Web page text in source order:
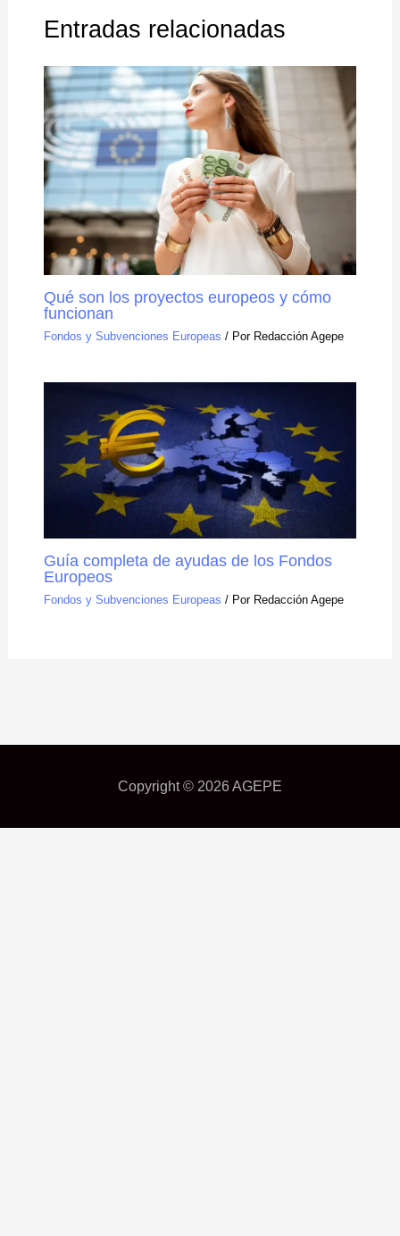
Entradas relacionadas
Qué son los proyectos europeos y cómo
funcionan
Fondos y Subvenciones Europeas / Por Redacción Agepe
Guía completa de ayudas de los Fondos
Europeos
Fondos y Subvenciones Europeas / Por Redacción Agepe
Copyright © 2026AGEPE